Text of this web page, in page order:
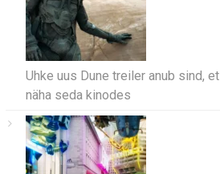
Uhke uus Dune treiler anub sind, et
näha seda kinodes